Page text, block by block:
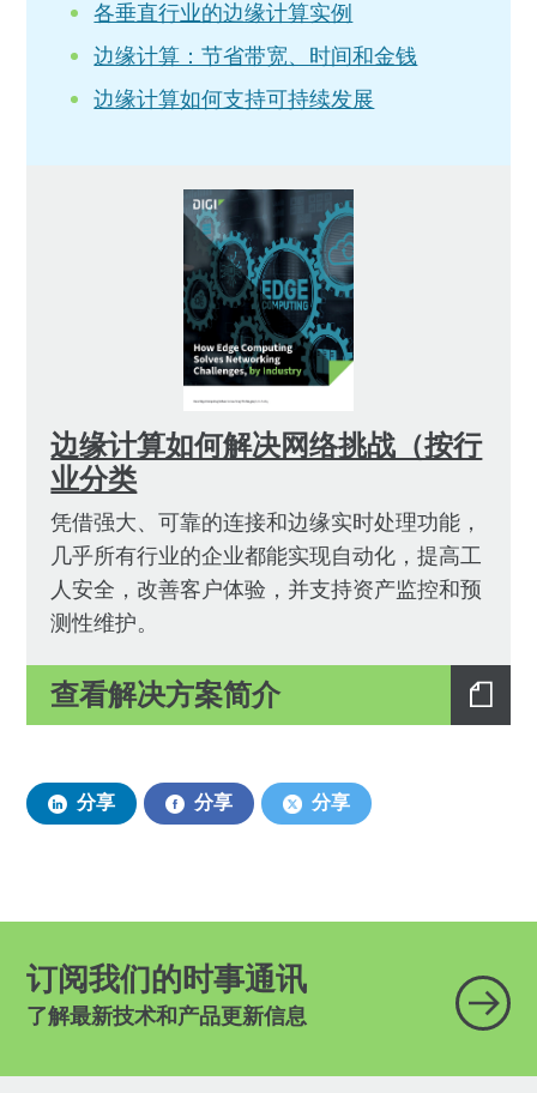
各垂直行业的边缘计算实例
边缘计算：节省带宽、时间和金钱
边缘计算如何支持可持续发展
边缘计算如何解决网络挑战（按行
业分类
凭借强大、可靠的连接和边缘实时处理功能，
几乎所有行业的企业都能实现自动化，提高工
人安全，改善客户体验，并支持资产监控和预
测性维护。
查看解决方案简介
分享 分享 分享
订阅我们的时事通讯
了解最新技术和产品更新信息